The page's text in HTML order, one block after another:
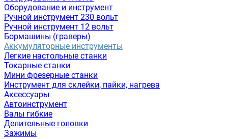
Оборудование и инструмент
Ручной инструмент 230 вольт
Ручной инструмент 12 вольт
Бормашины (граверы)
Аккумуляторные инструменты
Легкие настольные станки
Токарные станки
Мини фрезерные станки
Инструмент для склейки, пайки, нагрева
Аксессуары
Автоинструмент
Валы гибкие
Делительные головки
Зажимы